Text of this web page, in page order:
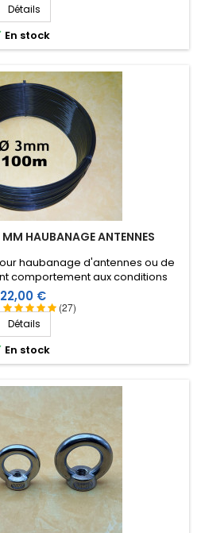
Détails
En stock
HAUBANAGE ANTENNES
(27)
haubanage d'antennes ou de
comportement aux conditions
résistance à la rupture élevée,
longévité de plus de 25 ans !
Prix
22,00 €
Détails
En stock